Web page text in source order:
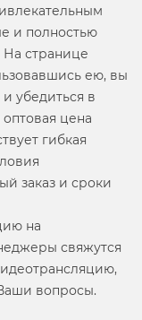
и полностью
На странице
ею, вы
убедиться в
цена
гибкая
заказ и сроки
на
свяжутся
Ваши вопросы.